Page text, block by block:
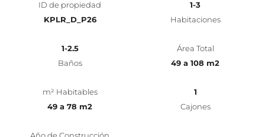
ID de propiedad
KPLR_D_P26
1-3
Habitaciones
1-2.5
Baños
Área Total
49 a 108 m2
m² Habitables
49 a 78 m2
1
Cajones